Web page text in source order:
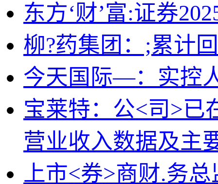
东方‘财’富:证券
柳?药集团：;累计
今天国际—：实控
宝莱特：公<司>已
营业收入数据及主
上市<券>商财.务